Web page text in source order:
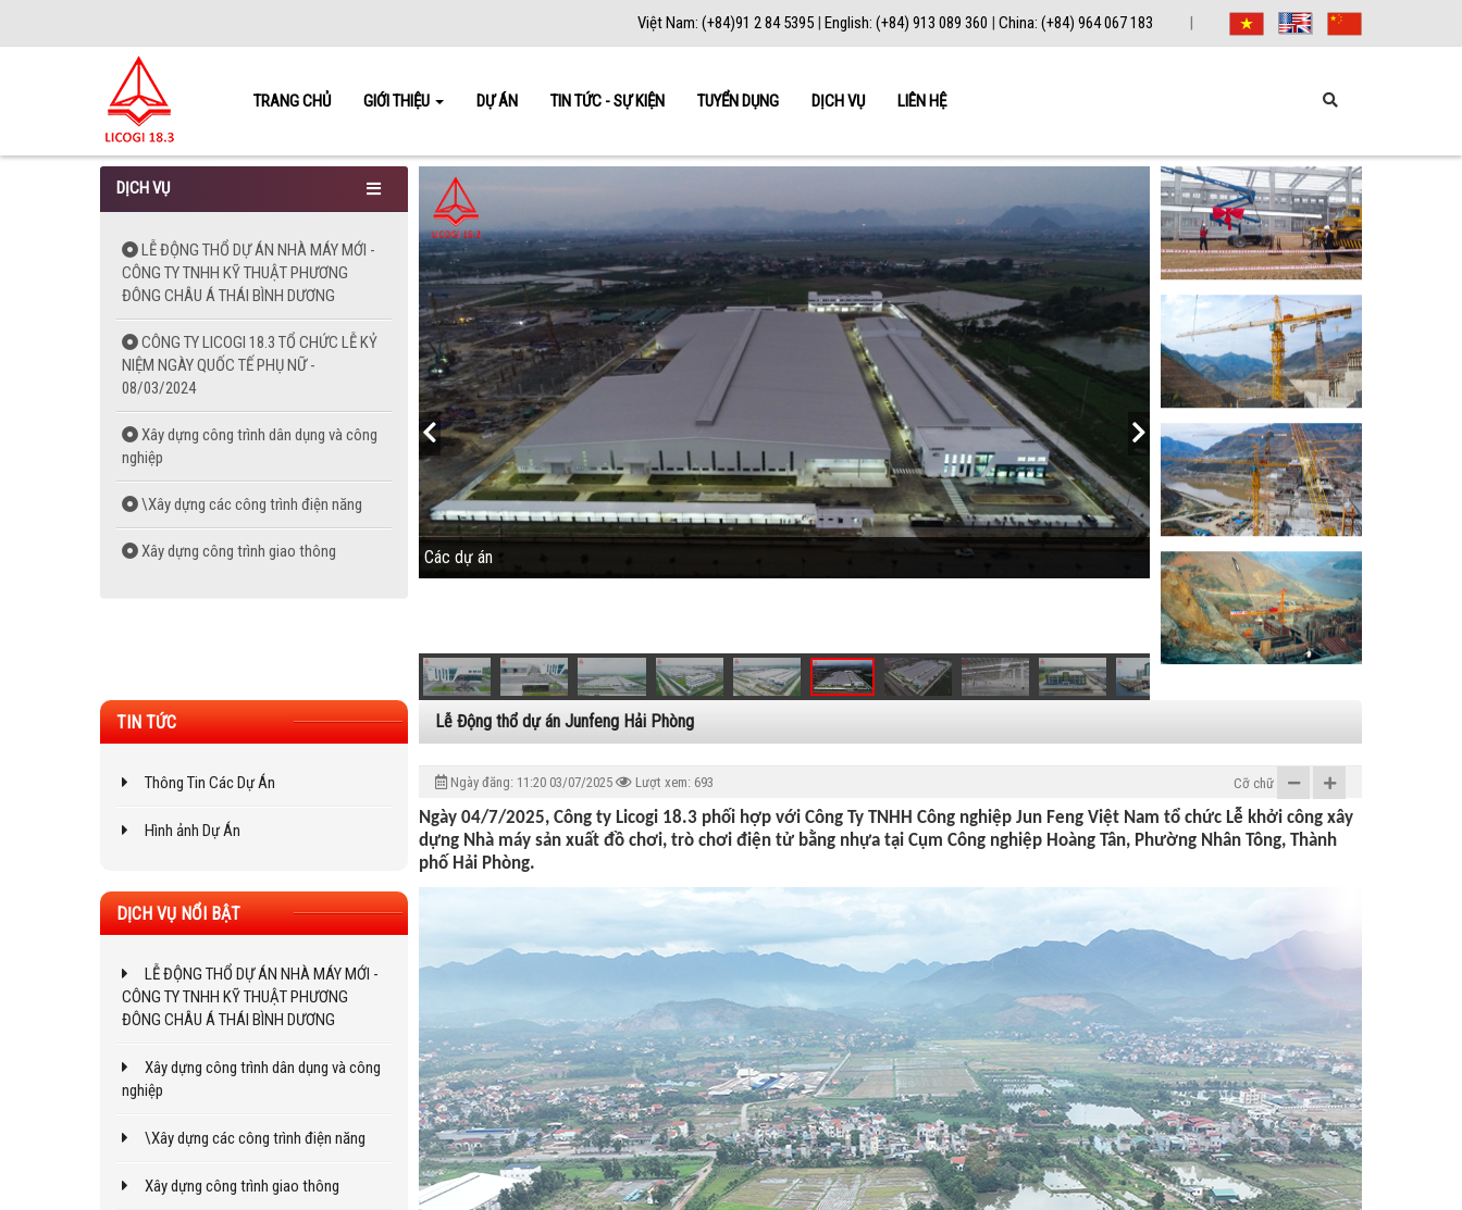
Việt Nam: (+84)91 2 84 5395 | English: (+84) 913 089 360 | China: (+84) 964 067 183 |
TRANG CHỦ GIỚI THIỆU DỰ ÁN TIN TỨC - SỰ KIỆN TUYỂN DỤNG DỊCH VỤ LIÊN HỆ
DỊCH VỤ
LỄ ĐỘNG THỔ DỰ ÁN NHÀ MÁY MỚI -
CÔNG TY TNHH KỸ THUẬT PHƯƠNG
ĐÔNG CHÂU Á THÁI BÌNH DƯƠNG
CÔNG TY LICOGI 18.3 TỔ CHỨC LỄ KỶ
NIỆM NGÀY QUỐC TẾ PHỤ NỮ -
08/03/2024
Xây dựng công trình dân dụng và công
nghiệp
\Xây dựng các công trình điện năng
Xây dựng công trình giao thông Các dự án Các dự án
TIN TỨC
Thông Tin Các Dự Án
Hình ảnh Dự Án
DỊCH VỤ NỔI BẬT
LỄ ĐỘNG THỔ DỰ ÁN NHÀ MÁY MỚI -
CÔNG TY TNHH KỸ THUẬT PHƯƠNG
ĐÔNG CHÂU Á THÁI BÌNH DƯƠNG
Xây dựng công trình dân dụng và công
nghiệp
\Xây dựng các công trình điện năng
Xây dựng công trình giao thông
Lễ Động thổ dự án Junfeng Hải Phòng
Ngày đăng: 11:20 03/07/2025 Lượt xem: 693 Cỡ chữ
Ngày 04/7/2025, Công ty Licogi 18.3 phối hợp với Công Ty TNHH Công nghiệp Jun Feng Việt Nam tổ chức Lễ khởi công xây
dựng Nhà máy sản xuất đồ chơi, trò chơi điện tử bằng nhựa tại Cụm Công nghiệp Hoàng Tân, Phường Nhân Tông, Thành
phố Hải Phòng.